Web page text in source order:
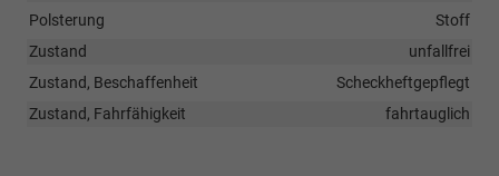
Polsterung
Stoff
Zustand
unfallfrei
Zustand, Beschaffenheit
Scheckheftgepflegt
Zustand, Fahrfähigkeit
fahrtauglich